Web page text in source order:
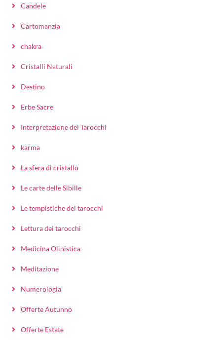
Candele
Cartomanzia
chakra
Cristalli Naturali
Destino
Erbe Sacre
Interpretazione dei Tarocchi
karma
La sfera di cristallo
Le carte delle Sibille
Le tempistiche dei tarocchi
Lettura dei tarocchi
Medicina Olinistica
Meditazione
Numerologia
Offerte Autunno
Offerte Estate